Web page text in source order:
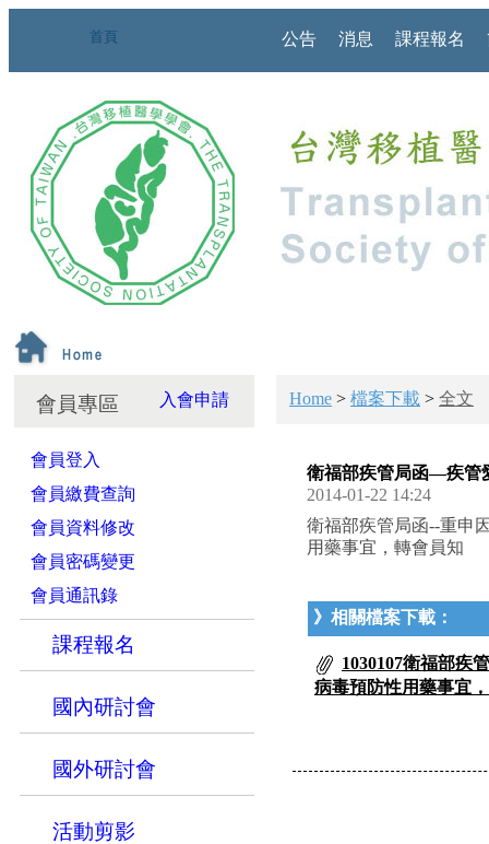
首頁 公告 消息 課程報名
會員專區 入會申請
會員登入
會員繳費查詢
會員資料修改
會員密碼變更
會員通訊錄
課程報名
國內研討會
國外研討會
活動剪影
Home > 檔案下載 > 全文
衛福部疾管局函—疾管
2014-01-22 14:24
衛福部疾管局函--重申
用藥事宜，轉會員知
》相關檔案下載：
1030107衛福部疾
病毒預防性用藥事宜